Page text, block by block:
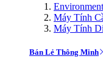
Máy Tính
Máy Tính
Bán Lẻ Thông Minh